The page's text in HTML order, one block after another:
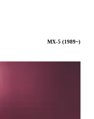
MX-5 (1989~)